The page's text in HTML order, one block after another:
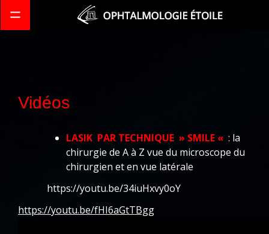
Navigation
Vidéos
LASIK PAR TECHNIQUE » SMILE « : la
chirurgie de A à Z vue du microscope du
chirurgien et en vue latérale
https://youtu.be/34iuHxvy0oY
https://youtu.be/fHI6aGtTBgg